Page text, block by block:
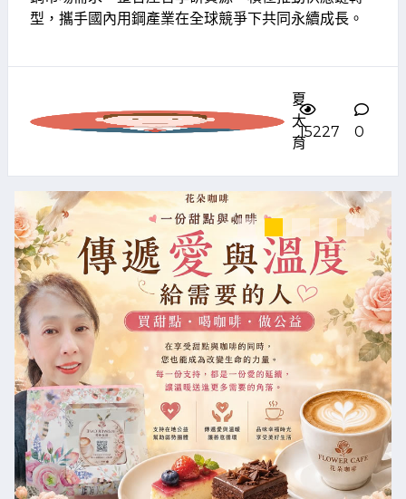
型，攜手國內用鋼產業在全球競爭下共同永續成長。
夏
太
育
15227 0